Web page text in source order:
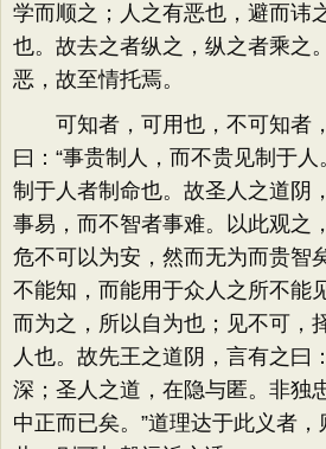
学而顺之；人之有恶也，避而讳
也。故去之者纵之，纵之者乘之
恶，故至情托焉。
可知者，可用也，不可知者
曰：“事贵制人，而不贵见制于
制于人者制命也。故圣人之道阴
事易，而不智者事难。以此观之
危不可以为安，然而无为而贵智
不能知，而能用于众人之所不能
而为之，所以自为也；见不可，
人也。故先王之道阴，言有之曰
深；圣人之道，在隐与匿。非独
中正而已矣。”道理达于此义者